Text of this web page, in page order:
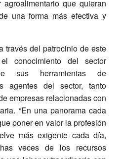
que quieran
una forma más efectiva y
través del patrocinio de este
conocimiento del sector
sus herramientas de
agentes del sector, tanto
empresas relacionadas con
“En una panorama cada
poner en valor la profesión
más exigente cada día,
veces de los recursos